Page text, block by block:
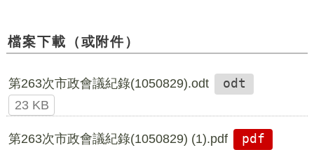
檔案下載（或附件）
第263次市政會議紀錄(1050829).odt
odt
23 KB
第263次市政會議紀錄(1050829) (1).pdf
pdf